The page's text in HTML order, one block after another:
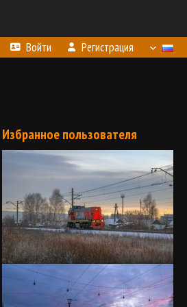
Войти Регистрация
Избранное пользователя